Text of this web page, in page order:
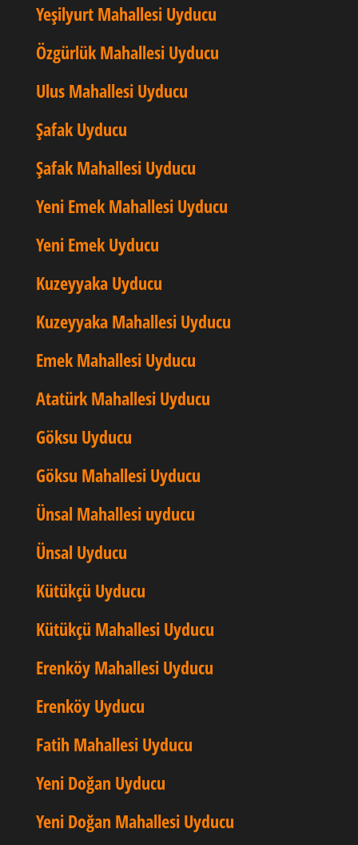
Yeşilyurt Mahallesi Uyducu
Özgürlük Mahallesi Uyducu
Ulus Mahallesi Uyducu
Şafak Uyducu
Şafak Mahallesi Uyducu
Yeni Emek Mahallesi Uyducu
Yeni Emek Uyducu
Kuzeyyaka Uyducu
Kuzeyyaka Mahallesi Uyducu
Emek Mahallesi Uyducu
Atatürk Mahallesi Uyducu
Göksu Uyducu
Göksu Mahallesi Uyducu
Ünsal Mahallesi uyducu
Ünsal Uyducu
Kütükçü Uyducu
Kütükçü Mahallesi Uyducu
Erenköy Mahallesi Uyducu
Erenköy Uyducu
Fatih Mahallesi Uyducu
Yeni Doğan Uyducu
Yeni Doğan Mahallesi Uyducu